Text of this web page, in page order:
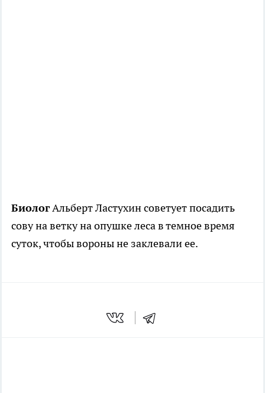
БиологАльберт Ластухин советует посадить
сову на ветку на опушке леса в темное время
суток, чтобы вороны не заклевали ее.